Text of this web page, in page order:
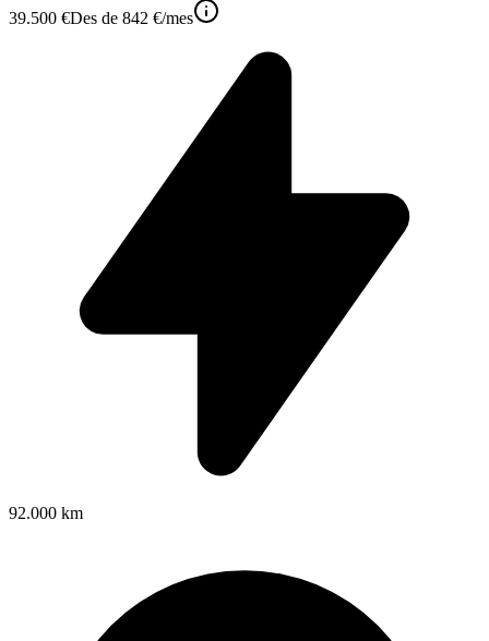
39.500 €Des de 842 €/mes
92.000 km